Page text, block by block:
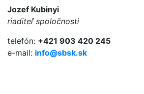
Jozef Kubinyi
riaditeľ spoločnosti
telefón: +421 903 420 245
e-mail: info@sbsk.sk